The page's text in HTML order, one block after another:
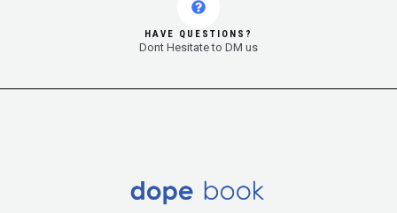
HAVE QUESTIONS?
Dont Hesitate to DM us